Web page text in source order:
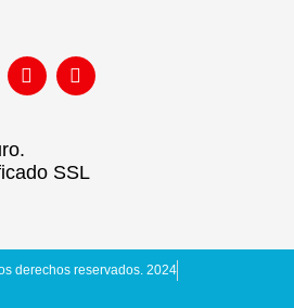
SSL
derechos reservados. 2024